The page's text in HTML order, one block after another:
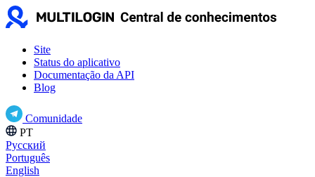
Site
Status do aplicativo
Documentação da API
Blog
Comunidade
PT
Русский
Português
English